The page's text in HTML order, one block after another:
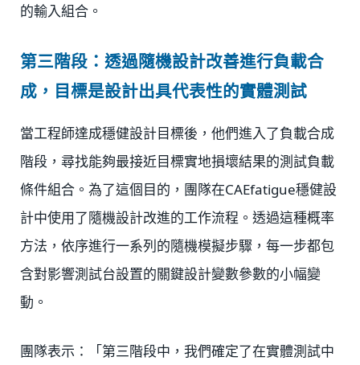
的輸入組合。
第三階段：透過隨機設計改善進行負載合
成，目標是設計出具代表性的實體測試
當工程師達成穩健設計目標後，他們進入了負載合成
階段，尋找能夠最接近目標實地損壞結果的測試負載
條件組合。為了這個目的，團隊在CAEfatigue穩健設
計中使用了隨機設計改進的工作流程。透過這種概率
方法，依序進行一系列的隨機模擬步驟，每一步都包
含對影響測試台設置的關鍵設計變數參數的小幅變
動。
團隊表示：「第三階段中，我們確定了在實體測試中